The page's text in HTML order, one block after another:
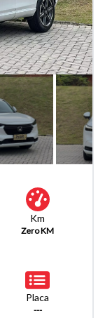
Km
Zero KM
Placa
---